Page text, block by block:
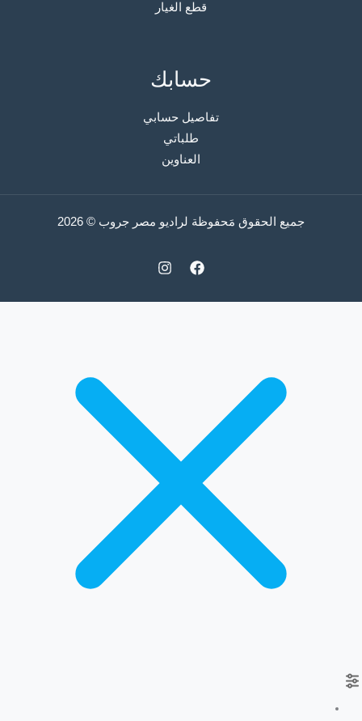
قطع الغيار
حسابك
تفاصيل حسابي
طلباتي
العناوين
جميع الحقوق مَحفوظة لراديو مصر جروب © 2026